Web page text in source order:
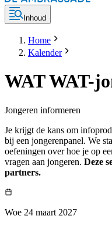
Inhoud
Home
Kalender
WAT WAT-
Jongeren informeren
Je krijgt de kans om
bij een jongerenpanel. We
oefeningen over hoe je op
vragen aan jongeren. Deze
partners.
Woe 24 maart 2027